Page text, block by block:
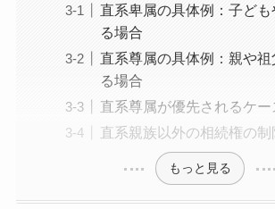
直系卑属の具体例：子ど
る場合
直系尊属の具体例：親や
る場合
直系尊属が優先されるケー
直系親族以外の相続権の制
もっと見る